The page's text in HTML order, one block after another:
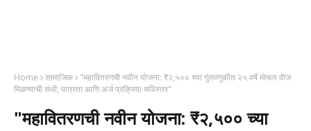
Home सामाजिक
​"महावितरणची नवीन योजना: ₹२,५०० च्या गुंतवणुकीत २५ वर्षे मोफत वीज
मिळण्याची संधी; पात्रता आणि अर्ज प्रक्रिया सविस्तर"
​"महावितरणची नवीन योजना: ₹२,५०० च्या